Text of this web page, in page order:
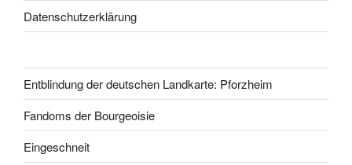
Datenschutzerklärung
Entblindung der deutschen Landkarte: Pforzheim
Fandoms der Bourgeoisie
Eingeschneit